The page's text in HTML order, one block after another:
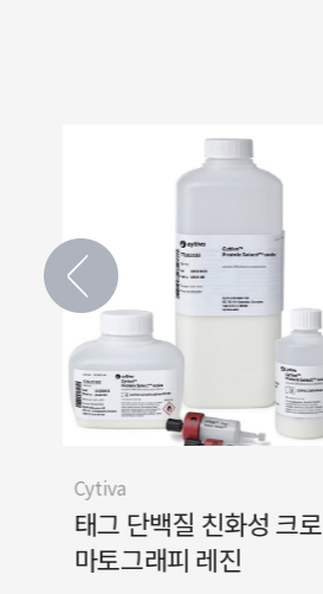
Cytiva
태그 단백질 친화성 크로
마토그래피 레진